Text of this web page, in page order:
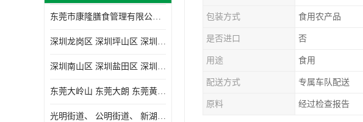
东莞市康隆膳食管理有限公司主要经营蔬菜配送 东莞食堂承包 光明蔬菜配送 深圳市食堂承包 深圳市蔬菜配送等业务 欢迎咨询了解
深圳龙岗区 深圳坪山区 深圳光明区 深圳龙华区
深圳南山区 深圳盐田区 深圳福田区 深圳罗湖区 深圳龙岗区
东莞大岭山 东莞大朗 东莞黄江 东莞樟木头 蔬菜配送
光明街道、 公明街道、 新湖街道、
包装方式 食用农产品
是否进口 否
用途 食用
配送方式 专属车队配送
原料 经过检查报告